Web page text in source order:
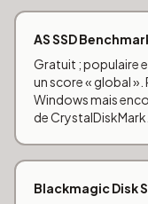
AS SSD
Gratuit ; populaire
un score « global ».
Windows mais
de CrystalDiskMark.
Blackmagic Disk